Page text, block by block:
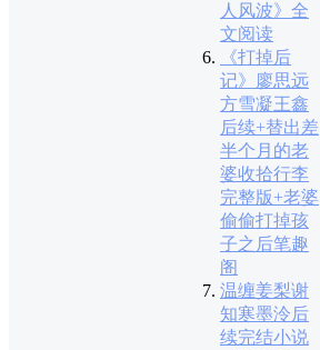
人风波》全
文阅读
《打掉后
记》廖思远
方雪凝王鑫
后续+替出差
半个月的老
婆收拾行李
完整版+老婆
偷偷打掉孩
子之后笔趣
阁
温缠姜梨谢
知寒墨泠后
续完结小说